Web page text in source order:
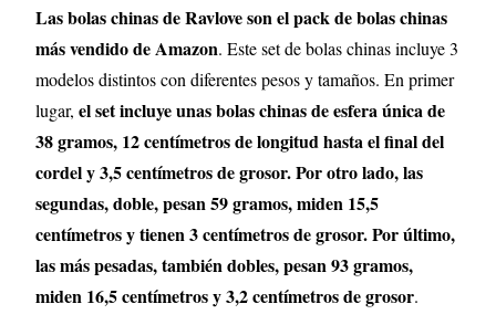
Las bolas chinas de Ravlove son el pack de bolas chinas
más vendido de Amazon. Este set de bolas chinas incluye 3
modelos distintos con diferentes pesos y tamaños. En primer
lugar,el set incluye unas bolas chinas de esfera única de
38 gramos, 12 centímetros de longitud hasta el final del
cordel y 3,5 centímetros de grosor. Por otro lado, las
segundas, doble, pesan 59 gramos, miden 15,5
centímetros y tienen 3 centímetros de grosor. Por último,
las más pesadas, también dobles, pesan 93 gramos,
miden 16,5 centímetros y 3,2 centímetros de grosor.